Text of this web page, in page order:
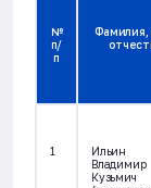
№
п/
п
Фамилия,
1
Ильин
Владимир
Кузьмич